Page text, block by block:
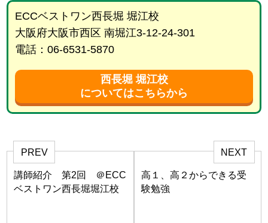
ECCベストワン西長堀 堀江校
大阪府大阪市西区 南堀江3-12-24-301
電話：06-6531-5870
西長堀 堀江校
についてはこちらから
PREV
講師紹介 第2回 ＠ECC
ベストワン西長堀堀江校
NEXT
高１、高２からできる受
験勉強